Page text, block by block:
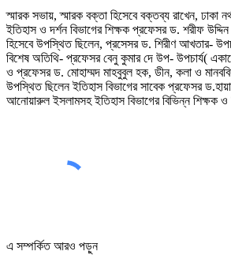
স্মারক সভায়, স্মারক বক্তা হিসেবে বক্তব্য রাখেন, ঢাকা
ইতিহাস ও দর্শন বিভাগের শিক্ষক প্রফেসর ড. শরীফ
হিসেবে উপস্থিত ছিলেন, প্রসেসর ড. শিরীণ আখতার-
বিশেষ অতিথি- প্রফেসর বেনু কুমার দে উপ- উপচার্য(
ও প্রফেসর ড. মোহাম্মদ মাহবুবুল হক, ডীন, কলা ও
উপস্থিত ছিলেন ইতিহাস বিভাগের সাবেক প্রফেসর
আনোয়ারুল ইসলামসহ ইতিহাস বিভাগের বিভিন্ন শিক্ষক ও
এ সম্পর্কিত আরও পড়ুন